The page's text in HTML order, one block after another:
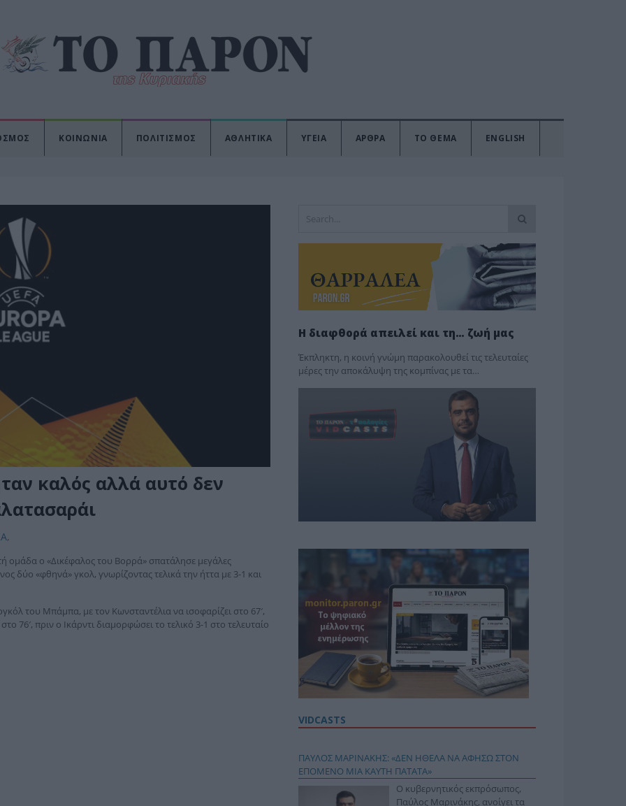
ΚΟΙΝΩΝΙΑ ΠΟΛΙΤΙΣΜΟΣ ΑΘΛΗΤΙΚΑ ΥΓΕΙΑ ΑΡΘΡΑ ΤΟ ΘΕΜΑ ENGLISH
καλός αλλά αυτό δεν
,
ομάδα ο «Δικέφαλος του Βορρά» σπατάλησε μεγάλες
δύο «φθηνά» γκολ, γνωρίζοντας τελικά την ήττα με 3-1 και
του Μπάμπα, με τον Κωνσταντέλια να ισοφαρίζει στο 67′,
76′, πριν ο Ικάρντι διαμορφώσει το τελικό 3-1 στο τελευταίο
Η διαφθορά απειλεί και τη… ζωή μας
Έκπληκτη, η κοινή γνώμη παρακολουθεί τις τελευταίες
μέρες την αποκάλυψη της κο­μπίνας με τα…
VIDCASTS
ΠΑΥΛΟΣ ΜΑΡΙΝΑΚΗΣ: «ΔΕΝ ΗΘΕΛΑ ΝΑ ΑΦΗΣΩ ΣΤΟΝ
ΕΠΟΜΕΝΟ ΜΙΑ ΚΑΥΤΗ ΠΑΤΑΤΑ»
Ο κυβερνητικός εκπρόσωπος,
Παύλος Μαρινάκης, ανοίγει τα